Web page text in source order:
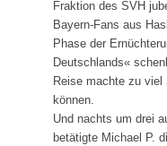
Fraktion des SVH
Bayern-Fans aus
Phase der
Deutschlands«
Reise machte zu
können.
Und nachts um drei
betätigte Michael P.